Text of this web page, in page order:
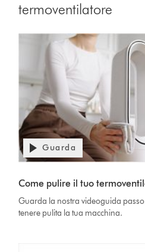
termoventilatore
Transcript
Apri
trascrizione
Guarda
Come pulire il tuo
Guarda la nostra videoguida
tenere pulita la tua macchina.